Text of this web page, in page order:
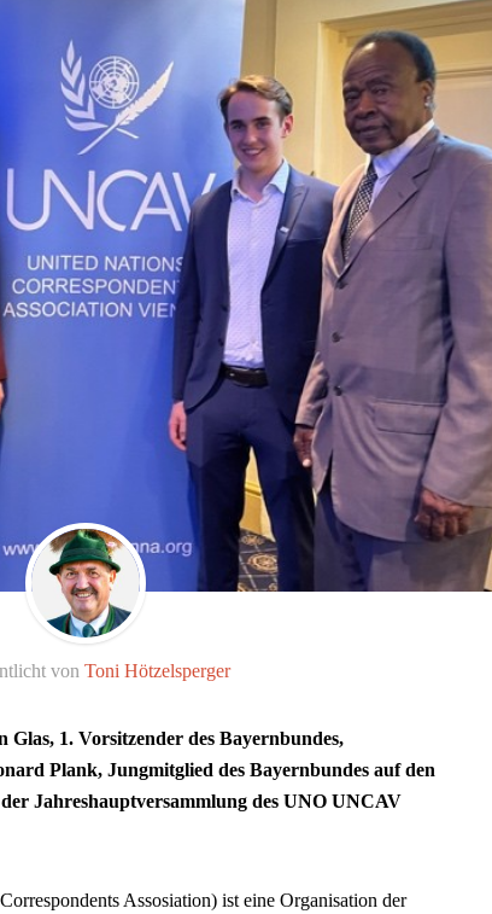
von Toni Hötzelsperger
1. Vorsitzender des Bayernbundes,
Plank, Jungmitglied des Bayernbundes auf den
Jahreshauptversammlung des UNO UNCAV
Assosiation) ist eine Organisation der